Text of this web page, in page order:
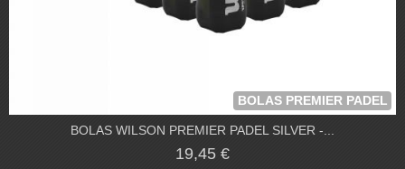
BOLAS PREMIER PADEL
BOLAS WILSON PREMIER PADEL SILVER -...
19,45 €